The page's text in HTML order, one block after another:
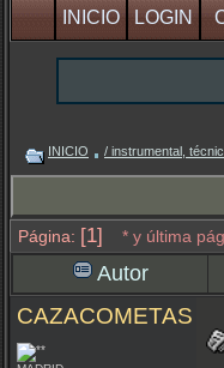
INICIO LOGIN
INICIO / instrumental,
Página: [1] * y última
Autor
CAZACOMETAS